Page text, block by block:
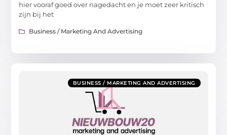
hier vooraf goed over nagedacht en je moet zeer kritisch
zijn bij het
Business / Marketing And Advertising
BUSINESS / MARKETING AND ADVERTISING